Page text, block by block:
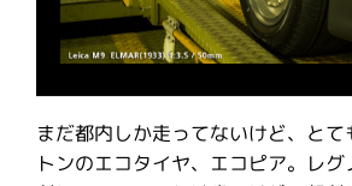
まだ都内しか走ってないけど、とて
トンのエコタイヤ、エコピア。レ